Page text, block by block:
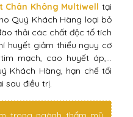
Chân Không Multiwell tại
Quý Khách Hàng loại bỏ
thải các chất độc tố tích
huyết giảm thiểu nguy cơ
mạch, cao huyết áp,…
Khách Hàng, hạn chế tối
sau điều trị.